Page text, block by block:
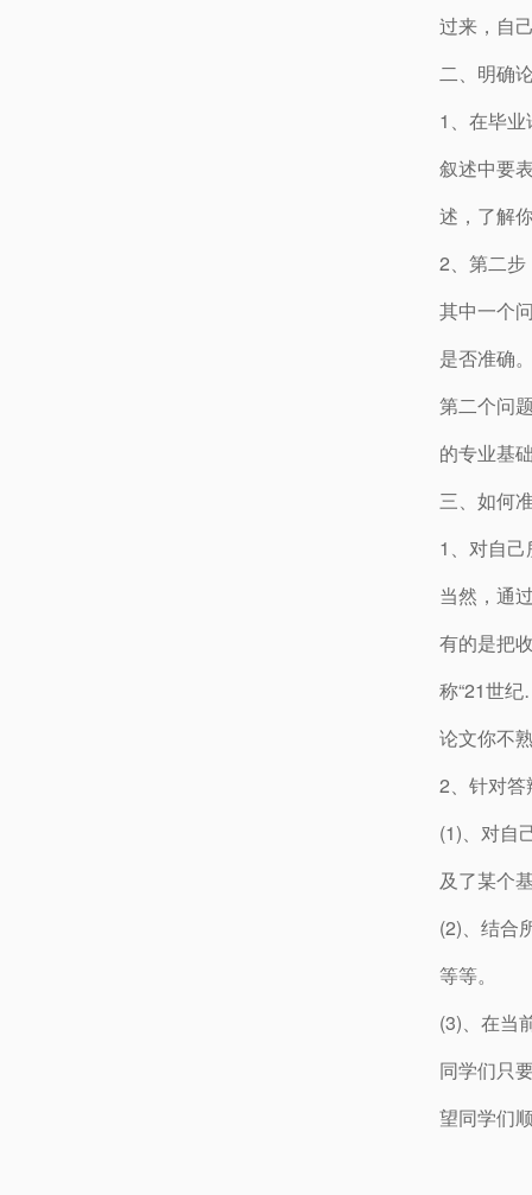
过来，自
二、明确
1、在毕
叙述中要
述，了解
2、第二
其中一个
是否准确
第二个问
的专业基
三、如何
1、对自
当然，通
有的是把
称“21世
论文你不
2、针对
(1)、对自
及了某个
(2)、结合
等等。
(3)、在当
同学们只
望同学们